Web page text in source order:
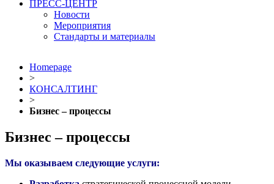
ПРЕСС-ЦЕНТР
Новости
Мероприятия
Стандарты и материалы
Homepage
>
КОНСАЛТИНГ
>
Бизнес – процессы
Бизнес – процессы
Мы оказываем следующие услуги: